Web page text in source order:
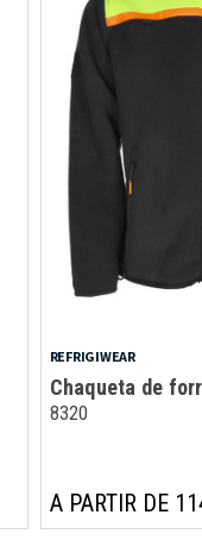
REFRIGIWEAR
Chaqueta de
8320
A PARTIR DE